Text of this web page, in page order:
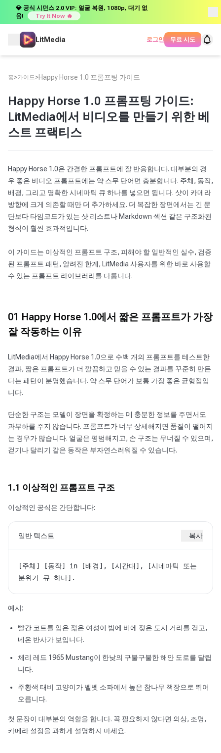
💎 공식 시던스 2.0 VIP: 얼굴 복원, 1080p, 대기 없
음!
Try It Now 🔥
LitMedia 로그인 무료 시도
홈>가이드>Happy Horse 1.0 프롬프팅 가이드
Happy Horse 1.0 프롬프팅 가이드:
LitMedia에서 비디오를 만들기 위한 베
스트 프랙티스
Happy Horse 1.0은 간결한 프롬프트에 잘 반응합니다. 대부분의 경
우 좋은 비디오 프롬프트에는 약 스무 단어면 충분합니다. 주체, 동작,
배경, 그리고 명확한 시네마틱 큐 하나를 넣으면 됩니다. 샷이 카메라
방향에 크게 의존할 때만 더 추가하세요. 더 복잡한 장면에서는 긴 문
단보다 타임코드가 있는 샷 리스트나 Markdown 섹션 같은 구조화된
형식이 훨씬 효과적입니다.
이 가이드는 이상적인 프롬프트 구조, 피해야 할 일반적인 실수, 검증
된 프롬프트 패턴, 알려진 한계, LitMedia 사용자를 위한 바로 사용할
수 있는 프롬프트 라이브러리를 다룹니다.
01 Happy Horse 1.0에서 짧은 프롬프트가 가장
잘 작동하는 이유
LitMedia에서 Happy Horse 1.0으로 수백 개의 프롬프트를 테스트한
결과, 짧은 프롬프트가 더 깔끔하고 믿을 수 있는 결과를 꾸준히 만든
다는 패턴이 분명했습니다. 약 스무 단어가 보통 가장 좋은 균형점입
니다.
단순한 구조는 모델이 장면을 확정하는 데 충분한 정보를 주면서도
과부하를 주지 않습니다. 프롬프트가 너무 상세해지면 품질이 떨어지
는 경우가 많습니다. 얼굴은 평범해지고, 손 구조는 무너질 수 있으며,
걷기나 달리기 같은 동작은 부자연스러워질 수 있습니다.
1.1 이상적인 프롬프트 구조
이상적인 공식은 간단합니다:
일반 텍스트 복사
[주체] [동작] in [배경], [시간대], [시네마틱 또는
분위기 큐 하나].
예시:
빨간 코트를 입은 젊은 여성이 밤에 비에 젖은 도시 거리를 걷고,
네온 반사가 보입니다.
체리 레드 1965 Mustang이 한낮의 구불구불한 해안 도로를 달립
니다.
주황색 태비 고양이가 벨벳 소파에서 높은 참나무 책장으로 뛰어
오릅니다.
첫 문장이 대부분의 역할을 합니다. 꼭 필요하지 않다면 의상, 조명,
카메라 설정을 과하게 설명하지 마세요.